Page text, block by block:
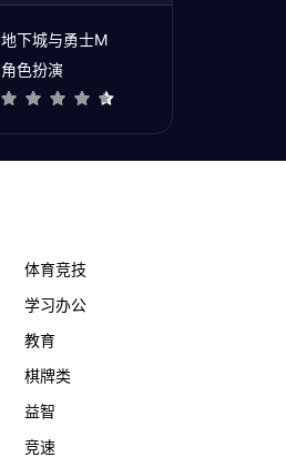
地下城与勇士M
角色扮演
体育竞技
学习办公
教育
棋牌类
益智
竞速